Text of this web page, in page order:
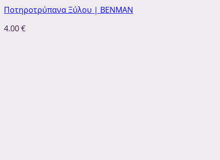
Ποτηροτρύπανα Ξύλου | BENMAN
4.00€